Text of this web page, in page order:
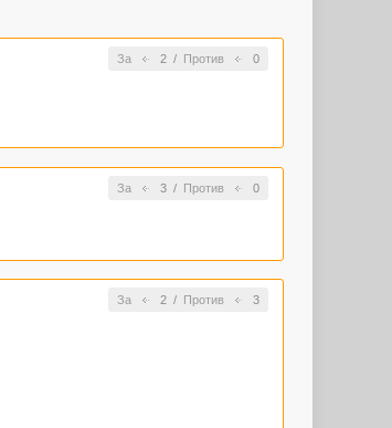
За 2/ Против 0
За 3/ Против 0
За 2/ Против 3